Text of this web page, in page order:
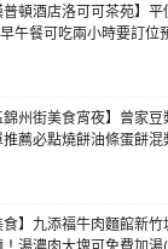
普頓酒店洛可可茶苑】
午餐可吃兩小時要訂位
錦州街美食宵夜】曾家
薦必點燒餅油條蛋餅混
食】九添福牛肉麵館新